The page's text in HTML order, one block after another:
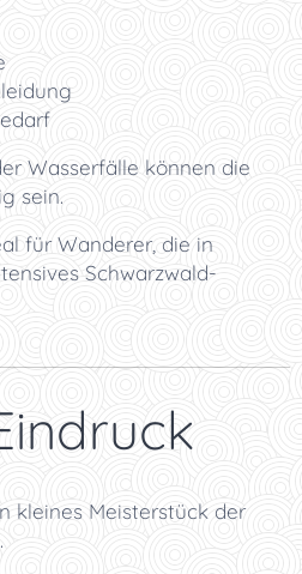
Wasserfälle können die
sein.
für Wanderer, die in
Schwarzwald-
kleines Meisterstück der